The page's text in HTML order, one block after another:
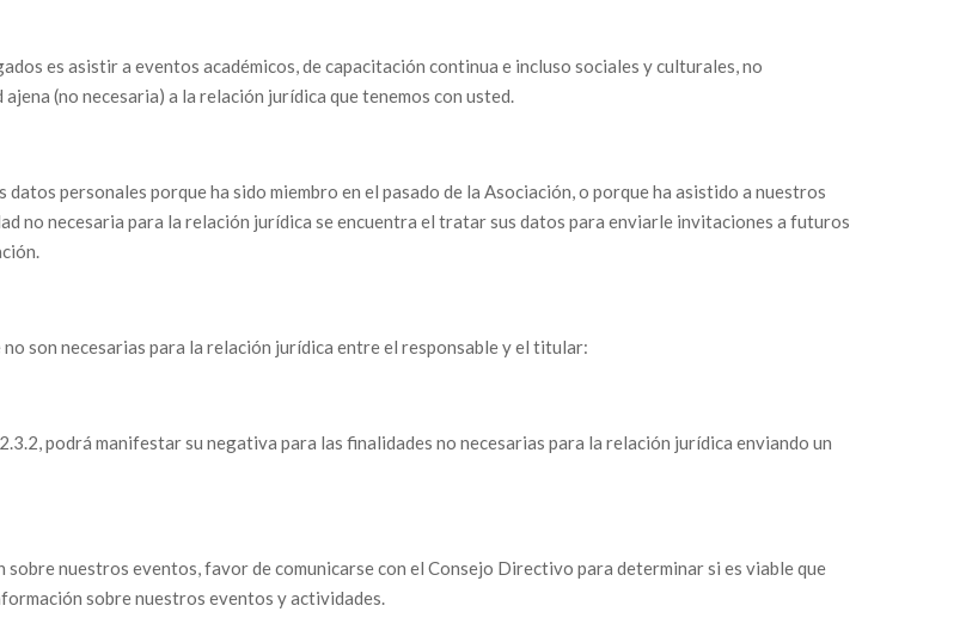
es asistir a eventos académicos, de capacitación continua e incluso sociales y culturales, no
(no necesaria) a la relación jurídica que tenemos con usted.
personales porque ha sido miembro en el pasado de la Asociación, o porque ha asistido a nuestros
no necesaria para la relación jurídica se encuentra el tratar sus datos para enviarle invitaciones a futuros
son necesarias para la relación jurídica entre el responsable y el titular:
podrá manifestar su negativa para las finalidades no necesarias para la relación jurídica enviando un
nuestros eventos, favor de comunicarse con el Consejo Directivo para determinar si es viable que
sobre nuestros eventos y actividades.